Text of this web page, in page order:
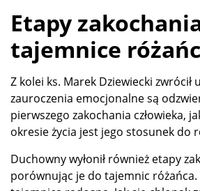
Etapy
tajemnice
Z kolei ks. Marek Dziewiecki zwrócił
zauroczenia emocjonalne są
pierwszego zakochania człowieka,
okresie życia jest jego stosunek do
Duchowny wyłonił również etapy
porównując je do tajemnic różańca.